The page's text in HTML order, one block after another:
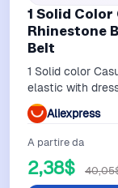
1 Solid Color
Rhinestone
Belt
1 Solid color
elastic with
Aliexpress
A partire da
2,38$